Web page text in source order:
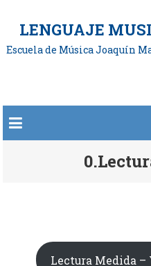
LENGUAJE
Escuela de Música Joaquín
Lectura Medida –